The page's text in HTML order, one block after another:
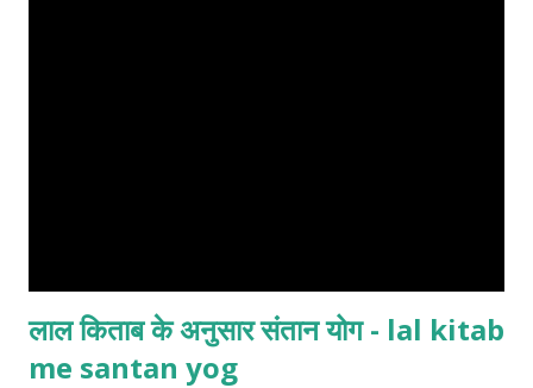
लाल किताब के अनुसार संतान योग - lal kitab
me santan yog